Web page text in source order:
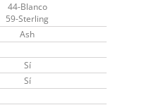
44-Blanco
59-Sterling
Ash
Sí
Sí